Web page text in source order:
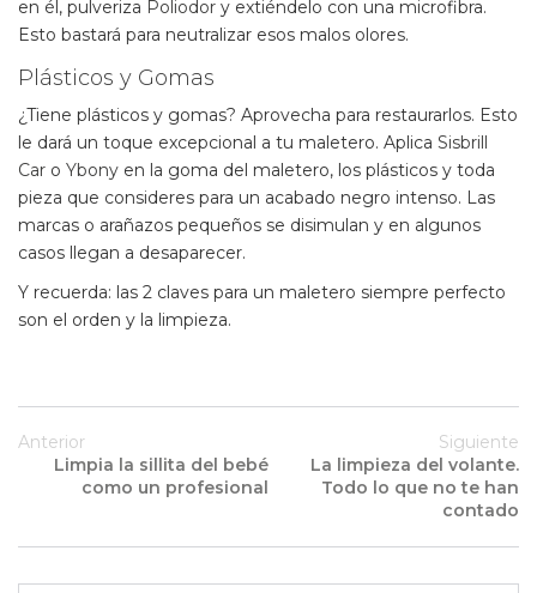
en él, pulveriza Poliodor y extiéndelo con una microfibra.
Esto bastará para neutralizar esos malos olores.
Plásticos y Gomas
¿Tiene plásticos y gomas? Aprovecha para restaurarlos. Esto
le dará un toque excepcional a tu maletero. Aplica Sisbrill
Car o Ybony en la goma del maletero, los plásticos y toda
pieza que consideres para un acabado negro intenso. Las
marcas o arañazos pequeños se disimulan y en algunos
casos llegan a desaparecer.
Y recuerda: las 2 claves para un maletero siempre perfecto
son el orden y la limpieza.
Anterior
Limpia la sillita del bebé
como un profesional
Siguiente
La limpieza del volante.
Todo lo que no te han
contado